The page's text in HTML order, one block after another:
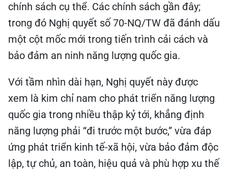
chính sách cụ thể. Các chính sách gần đây;
trong đó Nghị quyết số 70-NQ/TW đã đánh dấu
một cột mốc mới trong tiến trình cải cách và
bảo đảm an ninh năng lượng quốc gia.
Với tầm nhìn dài hạn, Nghị quyết này được
xem là kim chỉ nam cho phát triển năng lượng
quốc gia trong nhiều thập kỷ tới, khẳng định
năng lượng phải “đi trước một bước,” vừa đáp
ứng phát triển kinh tế-xã hội, vừa bảo đảm độc
lập, tự chủ, an toàn, hiệu quả và phù hợp xu thế